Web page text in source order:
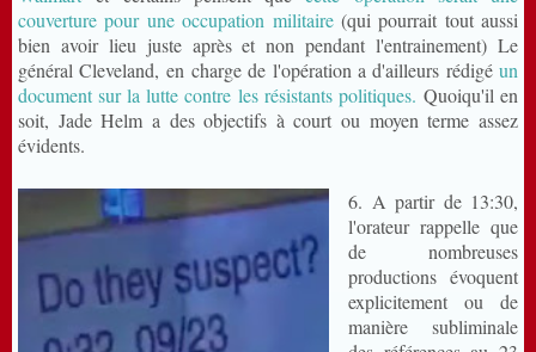
couverture pour une occupation militaire(qui pourrait tout aussi
bien avoir lieu juste après et non pendant l'entrainement) Le
général Cleveland, en charge de l'opération a d'ailleurs rédigé un
document sur la lutte contre les résistants politiques. Quoiqu'il en
soit, Jade Helm a des objectifs à court ou moyen terme assez
évidents.
6. A partir de 13:30,
l'orateur rappelle que
de nombreuses
productions évoquent
explicitement ou de
manière subliminale